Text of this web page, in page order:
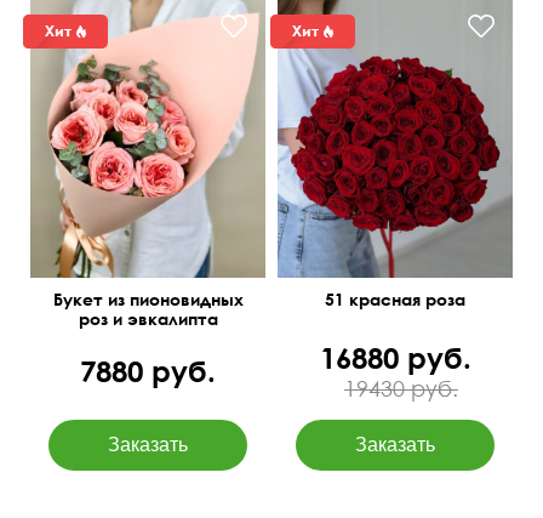
Букет из пионовидных
роз и эвкалипта
7880 руб.
51 красная роза
16880 руб.
19430 руб.